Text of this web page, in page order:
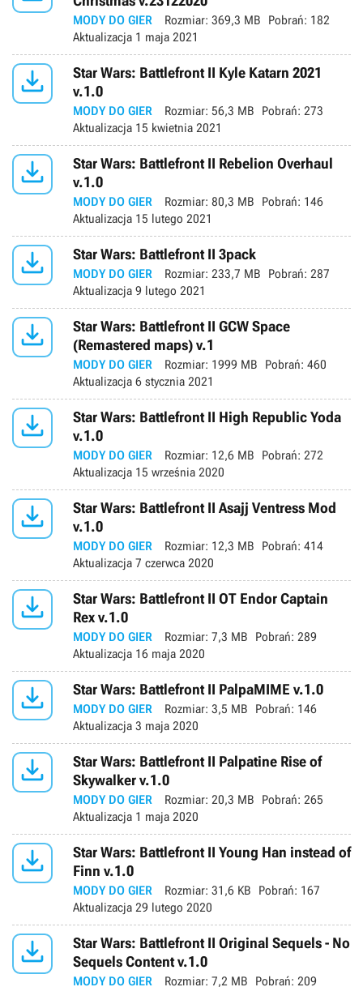
MODY DO GIER Rozmiar: 369,3 MB Pobrań: 182
Aktualizacja 1 maja 2021

Star Wars: Battlefront II Kyle Katarn 2021
v.1.0
MODY DO GIER Rozmiar: 56,3 MB Pobrań: 273
Aktualizacja 15 kwietnia 2021

Star Wars: Battlefront II Rebelion Overhaul
v.1.0
MODY DO GIER Rozmiar: 80,3 MB Pobrań: 146
Aktualizacja 15 lutego 2021
 Star Wars: Battlefront II 3pack
MODY DO GIER Rozmiar: 233,7 MB Pobrań: 287
Aktualizacja 9 lutego 2021

Star Wars: Battlefront II GCW Space
(Remastered maps) v.1
MODY DO GIER Rozmiar: 1999 MB Pobrań: 460
Aktualizacja 6 stycznia 2021

Star Wars: Battlefront II High Republic Yoda
v.1.0
MODY DO GIER Rozmiar: 12,6 MB Pobrań: 272
Aktualizacja 15 września 2020

Star Wars: Battlefront II Asajj Ventress Mod
v.1.0
MODY DO GIER Rozmiar: 12,3 MB Pobrań: 414
Aktualizacja 7 czerwca 2020

Star Wars: Battlefront II OT Endor Captain
Rex v.1.0
MODY DO GIER Rozmiar: 7,3 MB Pobrań: 289
Aktualizacja 16 maja 2020
 Star Wars: Battlefront II PalpaMIME v.1.0
MODY DO GIER Rozmiar: 3,5 MB Pobrań: 146
Aktualizacja 3 maja 2020

Star Wars: Battlefront II Palpatine Rise of
Skywalker v.1.0
MODY DO GIER Rozmiar: 20,3 MB Pobrań: 265
Aktualizacja 1 maja 2020

Star Wars: Battlefront II Young Han instead of
Finn v.1.0
MODY DO GIER Rozmiar: 31,6 KB Pobrań: 167
Aktualizacja 29 lutego 2020

Star Wars: Battlefront II Original Sequels - No
Sequels Content v.1.0
MODY DO GIER Rozmiar: 7,2 MB Pobrań: 209